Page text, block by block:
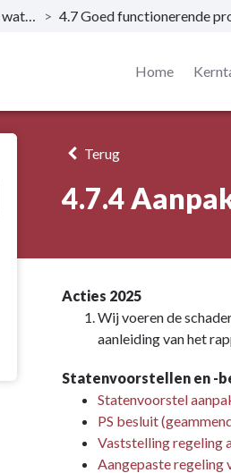
Dit is wat wij doen >
Home
Terug
4.7.4
Acties 2025
Wij voeren de
aanleiding van het
Statenvoorstellen en -
Statenvoorstel
PS besluit
Vaststelling regeling
Aangepaste regeling